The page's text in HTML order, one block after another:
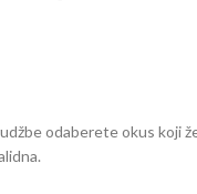
odaberete okus koji